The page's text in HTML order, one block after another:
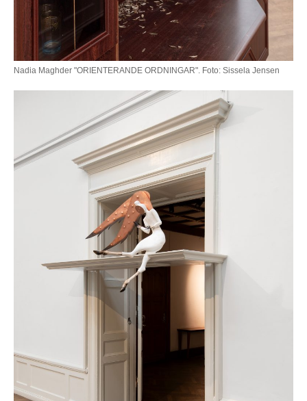
Nadia Maghder "ORIENTERANDE ORDNINGAR". Foto: Sissela Jensen